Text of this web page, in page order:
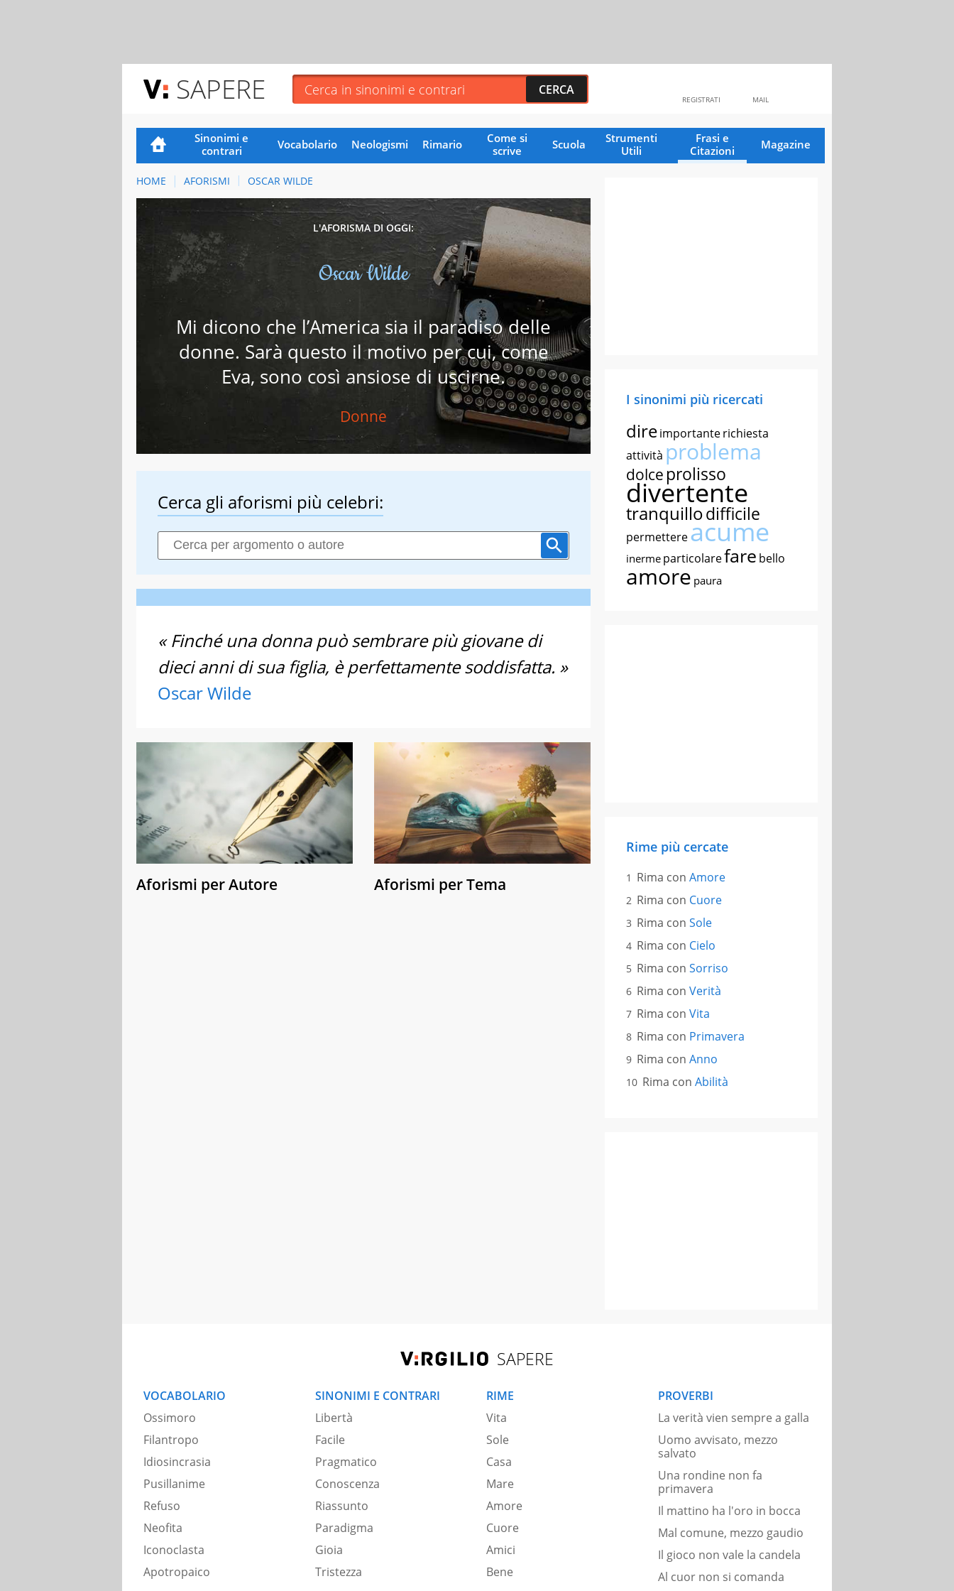
SAPERE MAIL
REGISTRATI
Sinonimi e
contrari
Vocabolario Neologismi Rimario
Come si
scrive
Scuola
Strumenti
Utili
Frasi e
Citazioni
Magazine
HOME AFORISMI OSCAR WILDE
L'AFORISMA DI OGGI:
Oscar Wilde
Mi dicono che l’America sia il paradiso delle
donne. Sarà questo il motivo per cui, come
Eva, sono così ansiose di uscirne.
Donne
Cerca gli aforismi più celebri:
« Finché una donna può sembrare più giovane di
dieci anni di sua figlia, è perfettamente soddisfatta. »
Oscar Wilde
Aforismi per Autore Aforismi per Tema
I sinonimi più ricercati
direimportanterichiesta
attività problema
dolce prolisso
divertente
tranquillodifficile
permettereacume
inerme particolarefare bello
amore paura
Rime più cercate
Rima con Amore
Rima con Cuore
Rima con Sole
Rima con Cielo
Rima con Sorriso
Rima con Verità
Rima con Vita
Rima con Primavera
Rima con Anno
Rima con Abilità
SAPERE
VOCABOLARIO
Ossimoro
Filantropo
Idiosincrasia
Pusillanime
Refuso
Neofita
Iconoclasta
Apotropaico
SINONIMI E CONTRARI
Libertà
Facile
Pragmatico
Conoscenza
Riassunto
Paradigma
Gioia
Tristezza
RIME
Vita
Sole
Casa
Mare
Amore
Cuore
Amici
Bene
PROVERBI
La verità vien sempre a galla
Uomo avvisato, mezzo
salvato
Una rondine non fa
primavera
Il mattino ha l'oro in bocca
Mal comune, mezzo gaudio
Il gioco non vale la candela
Al cuor non si comanda